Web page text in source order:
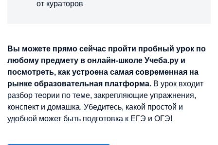
от кураторов
Вы можете прямо сейчас пройти пробный урок по
любому предмету в онлайн-школе Учеба.ру и
посмотреть, как устроена самая современная на
рынке образовательная платформа. В урок входит
разбор теории по теме, закрепляющие упражнения,
конспект и домашка. Убедитесь, какой простой и
удобной может быть подготовка к ЕГЭ и ОГЭ!